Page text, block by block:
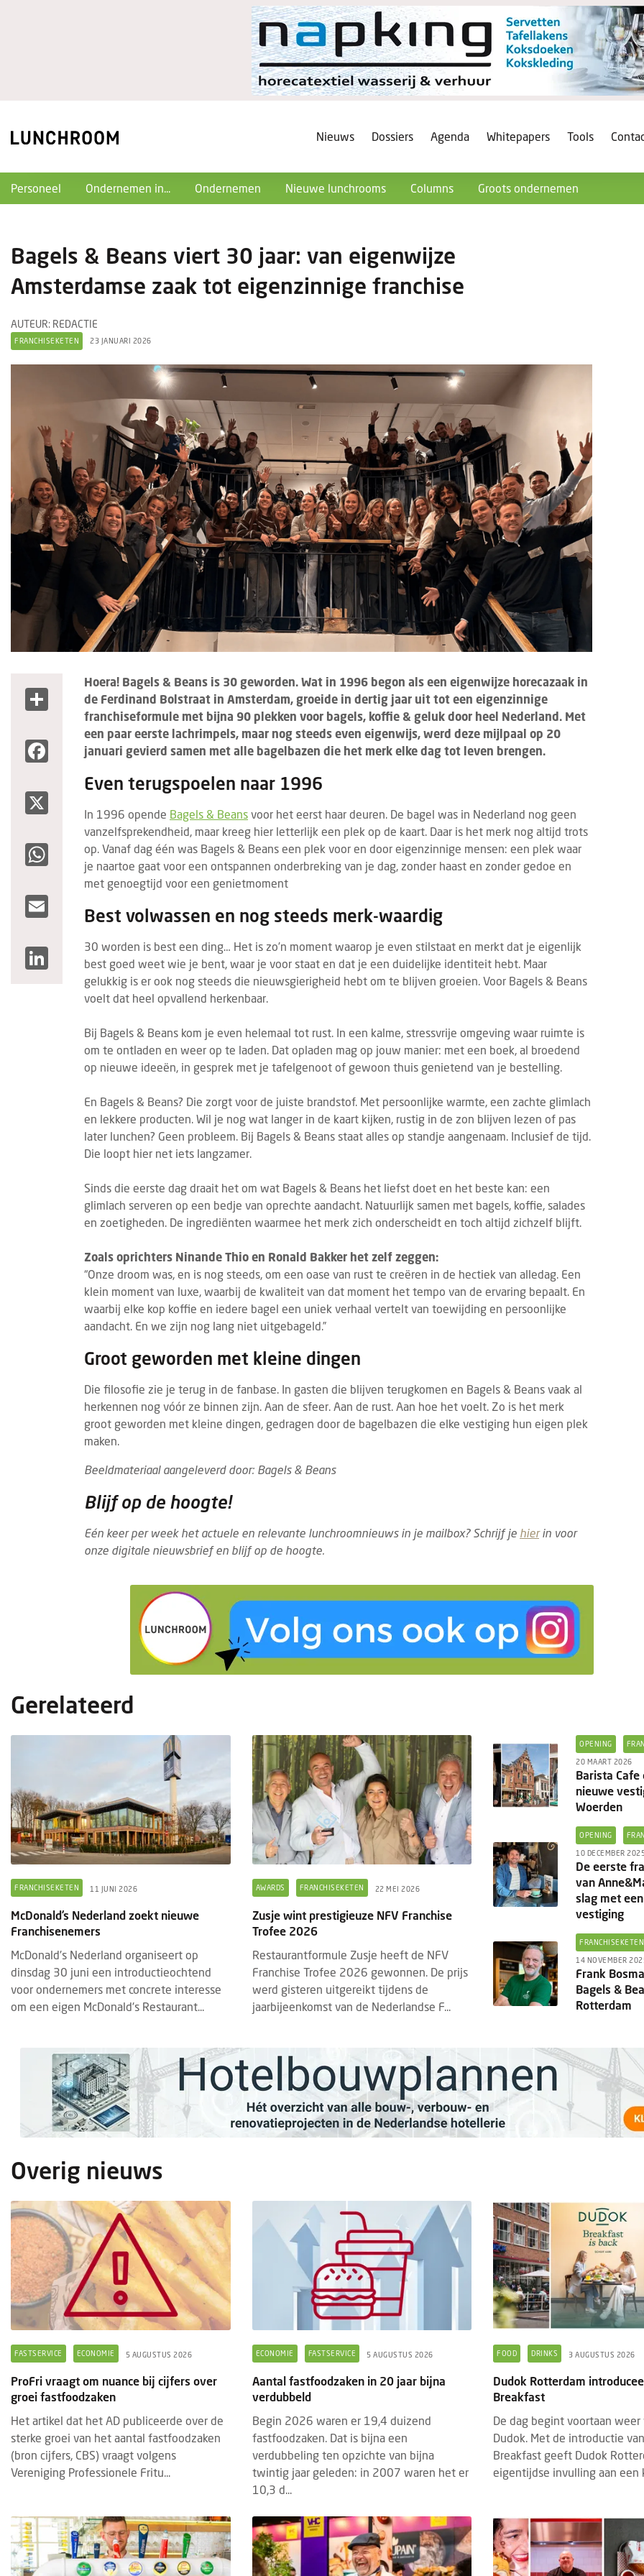
Nieuws Dossiers Agenda Whitepapers Tools
Personeel Ondernemen in... Ondernemen Nieuwe lunchrooms Columns Groots ondernemen
Bagels & Beans viert 30 jaar: van eigenwijze
Amsterdamse zaak tot eigenzinnige franchise
AUTEUR: REDACTIE
FRANCHISEKETEN 23 JANUARI 2026
Facebook
WhatsApp
LinkedIn
Hoera! Bagels & Beans is 30 geworden. Wat in 1996 begon als een eigenwijze horecazaak in
de Ferdinand Bolstraat in Amsterdam, groeide in dertig jaar uit tot een eigenzinnige
franchiseformule met bijna 90 plekken voor bagels, koffie & geluk door heel Nederland. Met
een paar eerste lachrimpels, maar nog steeds even eigenwijs, werd deze mijlpaal op 20
januari gevierd samen met alle bagelbazen die het merk elke dag tot leven brengen.
Even terugspoelen naar 1996
In 1996 opende Bagels & Beans voor het eerst haar deuren. De bagel was in Nederland nog geen
vanzelfsprekendheid, maar kreeg hier letterlijk een plek op de kaart. Daar is het merk nog altijd trots
op. Vanaf dag één was Bagels & Beans een plek voor en door eigenzinnige mensen: een plek waar
je naartoe gaat voor een ontspannen onderbreking van je dag, zonder haast en zonder gedoe en
met genoegtijd voor een genietmoment
Best volwassen en nog steeds merk-waardig
30 worden is best een ding… Het is zo’n moment waarop je even stilstaat en merkt dat je eigenlijk
best goed weet wie je bent, waar je voor staat en dat je een duidelijke identiteit hebt. Maar
gelukkig is er ook nog steeds die nieuwsgierigheid hebt om te blijven groeien. Voor Bagels & Beans
voelt dat heel opvallend herkenbaar.
Bij Bagels & Beans kom je even helemaal tot rust. In een kalme, stressvrije omgeving waar ruimte is
om te ontladen en weer op te laden. Dat opladen mag op jouw manier: met een boek, al broedend
op nieuwe ideeën, in gesprek met je tafelgenoot of gewoon thuis genietend van je bestelling.
En Bagels & Beans? Die zorgt voor de juiste brandstof. Met persoonlijke warmte, een zachte glimlach
en lekkere producten. Wil je nog wat langer in de kaart kijken, rustig in de zon blijven lezen of pas
later lunchen? Geen probleem. Bij Bagels & Beans staat alles op standje aangenaam. Inclusief de tijd.
Die loopt hier net iets langzamer.
Sinds die eerste dag draait het om wat Bagels & Beans het liefst doet en het beste kan: een
glimlach serveren op een bedje van oprechte aandacht. Natuurlijk samen met bagels, koffie, salades
en zoetigheden. De ingrediënten waarmee het merk zich onderscheidt en toch altijd zichzelf blijft.
Zoals oprichters Ninande Thio en Ronald Bakker het zelf zeggen:
“Onze droom was, en is nog steeds, om een oase van rust te creëren in de hectiek van alledag. Een
klein moment van luxe, waarbij de kwaliteit van dat moment het tempo van de ervaring bepaalt. En
waarbij elke kop koffie en iedere bagel een uniek verhaal vertelt van toewijding en persoonlijke
aandacht. En we zijn nog lang niet uitgebageld.”
Groot geworden met kleine dingen
Die filosofie zie je terug in de fanbase. In gasten die blijven terugkomen en Bagels & Beans vaak al
herkennen nog vóór ze binnen zijn. Aan de sfeer. Aan de rust. Aan hoe het voelt. Zo is het merk
groot geworden met kleine dingen, gedragen door de bagelbazen die elke vestiging hun eigen plek
maken.
Beeldmateriaal aangeleverd door: Bagels & Beans
Blijf op de hoogte!
Eén keer per week het actuele en relevante lunchroomnieuws in je mailbox? Schrijf je hierin voor
onze digitale nieuwsbrief en blijf op de hoogte.
Gerelateerd
FRANCHISEKETEN 11 JUNI 2026
McDonald’s Nederland zoekt nieuwe
Franchisenemers
McDonald's Nederland organiseert op
dinsdag 30 juni een introductieochtend
voor ondernemers met concrete interesse
om een eigen McDonald's Restaurant...
AWARDS FRANCHISEKETEN 22 MEI 2026
Zusje wint prestigieuze NFV Franchise
Trofee 2026
Restaurantformule Zusje heeft de NFV
Franchise Trofee 2026 gewonnen. De prijs
werd gisteren uitgereikt tijdens de
jaarbijeenkomst van de Nederlandse F...
OPENING
20 MAART 2026
Barista Cafe
nieuwe
Woerden
OPENING
10 DECEMBER
De eerste
van
slag met
vestiging
FRANCHISEKETEN
14 NOVEMBER
Frank
Bagels &
Rotterdam
Overig nieuws
FASTSERVICE ECONOMIE 5 AUGUSTUS 2026
ProFri vraagt om nuance bij cijfers over
groei fastfoodzaken
Het artikel dat het AD publiceerde over de
sterke groei van het aantal fastfoodzaken
(bron cijfers, CBS) vraagt volgens
Vereniging Professionele Fritu...
ECONOMIE FASTSERVICE 5 AUGUSTUS 2026
Aantal fastfoodzaken in 20 jaar bijna
verdubbeld
Begin 2026 waren er 19,4 duizend
fastfoodzaken. Dat is bijna een
verdubbeling ten opzichte van bijna
twintig jaar geleden: in 2007 waren het er
10,3 d...
FOOD DRINKS 3 AUGUSTUS 2026
Dudok Rotterdam
Breakfast
De dag begint voortaan weer
Dudok. Met de introductie
Breakfast geeft Dudok
eigentijdse invulling aan een
FASTSERVICE
ProFri vraagt om nuance bij cijfers over
Het artikel dat het AD publiceerde over de
(bron cijfers, CBS) vraagt volgens
Vereniging Professionele Fritu...
Gastvrij Rotterdam 2026: laatste
plaats in Rotterdam Ahoy. Het is dé
horecavakbeurs voor ambitieu...
vanzelfsprekend, maar er
Thematische paviljoens op Gastvrij
Tijdens Gastvrij Rotterdam, van 22 tot en
met 24 september 2025, vormen de
themapaviljoens opnieuw een
22 JULI 2026
De inschrijving voor de Horecava Awards
2027 is geopend. Vanaf vandaag kunnen
bedrijven, startups en ondernemers uit de
gen Z en flexibele
2026
Er gaan veel verhalen